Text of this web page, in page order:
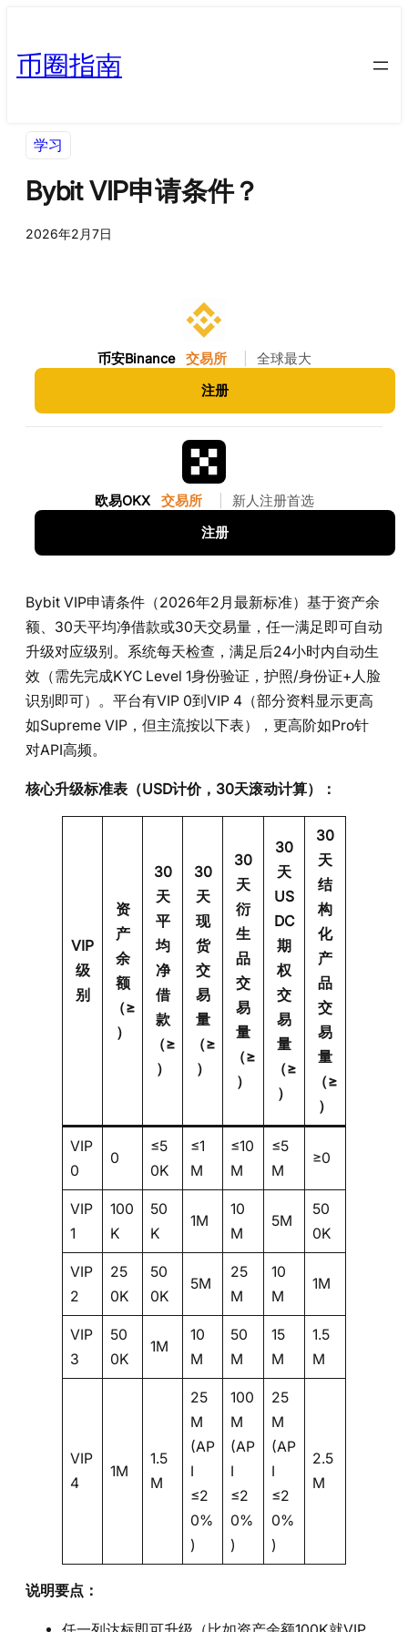
币圈指南
学习
Bybit VIP申请条件？
2026年2月7日
币安Binance 交易所 全球最大
注册
欧易OKX 交易所 新人注册首选
注册
Bybit VIP申请条件（2026年2月最新标准）基于资产余
额、30天平均净借款或30天交易量，任一满足即可自动
升级对应级别。系统每天检查，满足后24小时内自动生
效（需先完成KYC Level 1身份验证，护照/身份证+人脸
识别即可）。平台有VIP 0到VIP 4（部分资料显示更高
如Supreme VIP，但主流按以下表），更高阶如Pro针
对API高频。
核心升级标准表（USD计价，30天滚动计算）：
VIP
级
别
资
产
余
额
（≥
）
30
天
平
均
净
借
款
（≥
）
30
天
现
货
交
易
量
（≥
）
30
天
衍
生
品
交
易
量
（≥
）
30
天
US
DC
期
权
交
易
量
（≥
）
30
天
结
构
化
产
品
交
易
量
（≥
）
VIP
0
0
≤5
0K
≤1
M
≤10
M
≤5
M
≥0
VIP
1
100
K
50
K
1M
10
M
5M
50
0K
VIP
2
25
0K
50
0K
5M
25
M
10
M
1M
VIP
3
50
0K
1M
10
M
50
M
15
M
1.5
M
VIP
4
1M
1.5
M
25
M
(AP
I
≤2
0%
)
100
M
(AP
I
≤2
0%
)
25
M
(AP
I
≤2
0%
)
2.5
M
说明要点：